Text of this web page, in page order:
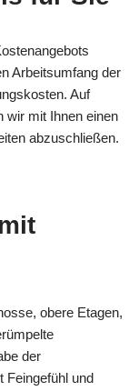
Arbeitsumfang der
Auf
wir mit Ihnen einen
abzuschließen.
obere Etagen,
der
Feingefühl und